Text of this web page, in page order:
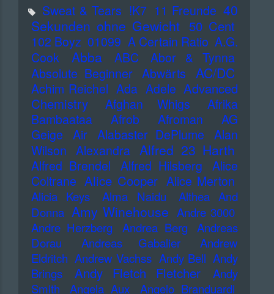
Sweat & Tears !K7 11 Freunde 40
Sekunden ohne Gewicht 50 Cent
102 Boyz 01099 A Certain Ratio A.G.
Cook
Abba ABC
Abor & Tynna
Absolute Beginner Abwärts AC/DC
Achim Reichel Ada Adele Advanced
Chemistry
Afghan Whigs
Afrika
Bambaataa
Afrob Afroman
AG
Geige
Air Alabaster DePlume
Alan
Wilson Alexandra Alfred 23 Harth
Alfred Brendel Alfred Hilsberg
Alice
Coltrane Alice Cooper Alice Merton
Alicia Keys Alma Naidu
Althea And
Donna Amy Winehouse Andre 3000
Andre Herzberg
Andrea Berg
Andreas
Dorau
Andreas Gabalier
Andrew
Eldritch Andrew Vachss Andy Bell Andy
Brings
Andy Fletch Fletcher
Andy
Smith
Angela Aux
Angelo Branduardi